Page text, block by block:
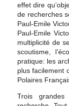
effet dire
de recherches
Paul-Emile
Paul-Emile
multiplicité de
scoutisme,
pratique: les
plus facilement
Polaires
Trois grandes